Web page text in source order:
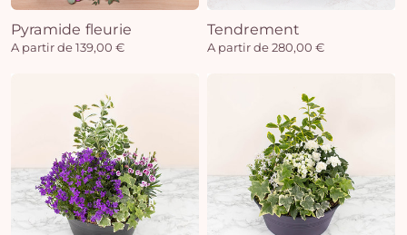
Pyramide fleurie
A partir de 139,00 €
Tendrement
A partir de 280,00 €